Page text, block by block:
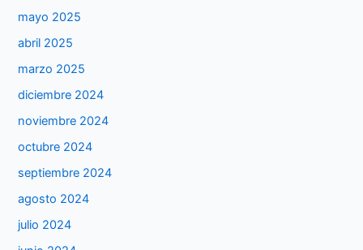
mayo 2025
abril 2025
marzo 2025
diciembre 2024
noviembre 2024
octubre 2024
septiembre 2024
agosto 2024
julio 2024